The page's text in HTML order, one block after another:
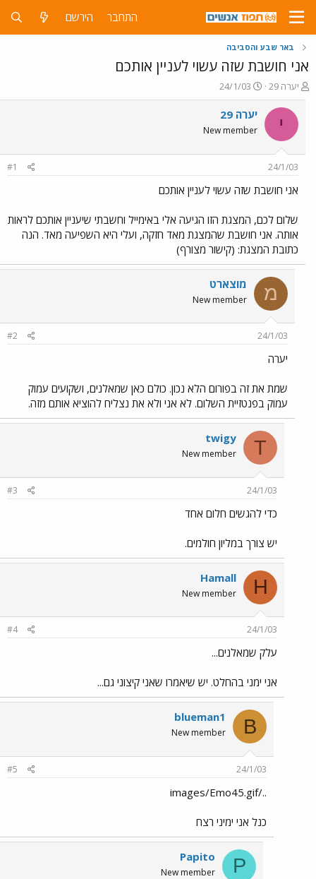
התחבר הירשם
באר שבע והסביבה
אני חושבת שזה עשוי לעניין אותכם
פ
ו
ת
ח
ה
ש
א
יערה 29
פ
ו
ר
ם
ר
24/1/03
י יערה 29
New member
24/1/03
#1
אני חושבת שזה עשוי לעניין אותכם
שלום לכם, המצגת הזו הגיעה אלי באימייל וחשבתי שיעניין אותכם לראות
אותה. אני חושבת שהמצגת מאד חזקה, ועלי היא השפיעה מאד. הנה
כתובת המצגת: (קישור מצורף)
מ מוצארט
New member
24/1/03
#2
יערה
שמת את זה בפורום הלא נכון. כולם כאן שמאלנים, ושקועים עמוק
עמוק בפנטזיית השלום. לא אני ולא את נצליח להוציא אותם מזה.
T
twigy
New member
24/1/03
#3
כדי להגשים חלום אחד
יש צורך במליון חולמים.
H
Hamall
New member
24/1/03
#4
עלק שמאלנים...
אני ימני בהחלט. יש שיאמרו שאני קיצוני גם...
B
blueman1
New member
24/1/03
#5
../images/Emo45.gif
כנל אני ימיני רצח
P
Papito
New member